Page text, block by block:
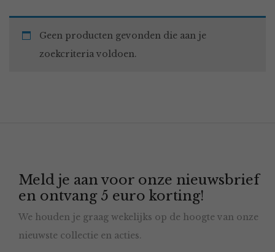
Geen producten gevonden die aan je
zoekcriteria voldoen.
Meld je aan voor onze nieuwsbrief
en ontvang 5 euro korting!
We houden je graag wekelijks op de hoogte van onze
nieuwste collectie en acties.